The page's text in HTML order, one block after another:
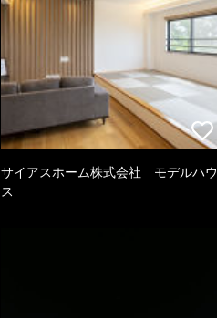
サイアスホーム株式会社 モデルハウ
ス